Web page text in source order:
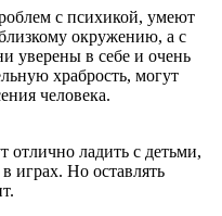
с психикой, умеют
окружению, а с
уверены в себе и очень
храбрость, могут
человека.
отлично ладить с детьми,
играх. Но оставлять